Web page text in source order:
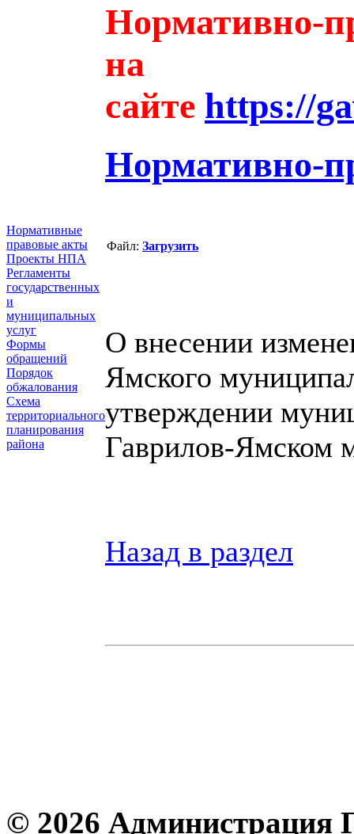
Нормативные
правовые акты
Проекты НПА
Регламенты
государственных
и
муниципальных
услуг
Формы
обращений
Порядок
обжалования
Схема
территориального
планирования
района
Нормативно-
на
сайте https://
Нормативно-
Файл: Загрузить
О внесении
Ямского
утверждении
Гаврилов-Ямском
Назад в раздел
© 2026 Администрация